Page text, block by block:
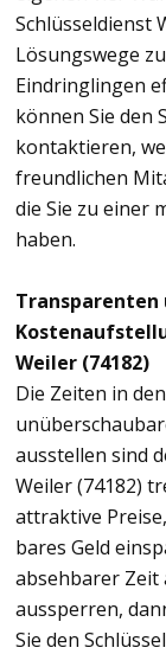
Schlüsseldienst
Lösungswege
Eindringlingen
können Sie den
kontaktieren,
freundlichen
die Sie zu einer
haben.
Transparenten
Weiler (74182)
Die Zeiten in
ausstellen sind
Weiler (74182)
attraktive
bares Geld
absehbarer Zeit
aussperren,
Sie den